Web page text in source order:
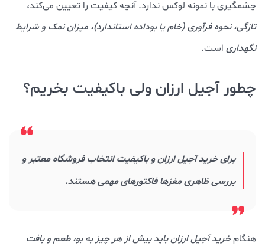
چشمگیری با نمونه لوکس ندارد. آنچه کیفیت را تعیین می‌کند،
تازگی، نحوه فرآوری (خام یا بوداده استاندارد)، میزان نمک و شرایط
نگهداری است.
چطور آجیل ارزان ولی باکیفیت بخریم؟
برای خرید آجیل ارزان و باکیفیت انتخاب فروشگاه معتبر و
بررسی ظاهری مغزها فاکتورهای مهمی هستند.
هنگامخرید آجیل ارزان باید بیش از هر چیز به بو، طعم و بافت